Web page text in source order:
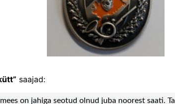
saajad:
on jahiga seotud olnud juba noorest saati.